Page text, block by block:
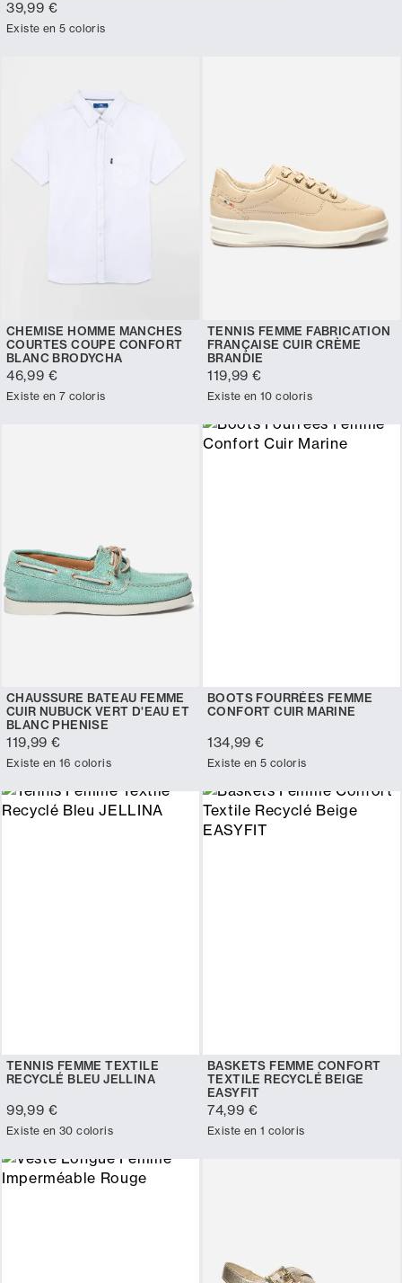
39,99 €
Existe en 5 coloris
CHEMISE HOMME MANCHES
COURTES COUPE CONFORT
BLANC BRODYCHA
46,99 €
Existe en 7 coloris
TENNIS FEMME FABRICATION
FRANÇAISE CUIR CRÈME
BRANDIE
119,99 €
Existe en 10 coloris
CHAUSSURE BATEAU FEMME
CUIR NUBUCK VERT D'EAU ET
BLANC PHENISE
119,99 €
Existe en 16 coloris
BOOTS FOURRÉES FEMME
CONFORT CUIR MARINE
134,99 €
Existe en 5 coloris
TENNIS FEMME TEXTILE
RECYCLÉ BLEU JELLINA
99,99 €
Existe en 30 coloris
BASKETS FEMME CONFORT
TEXTILE RECYCLÉ BEIGE
EASYFIT
74,99 €
Existe en 1 coloris